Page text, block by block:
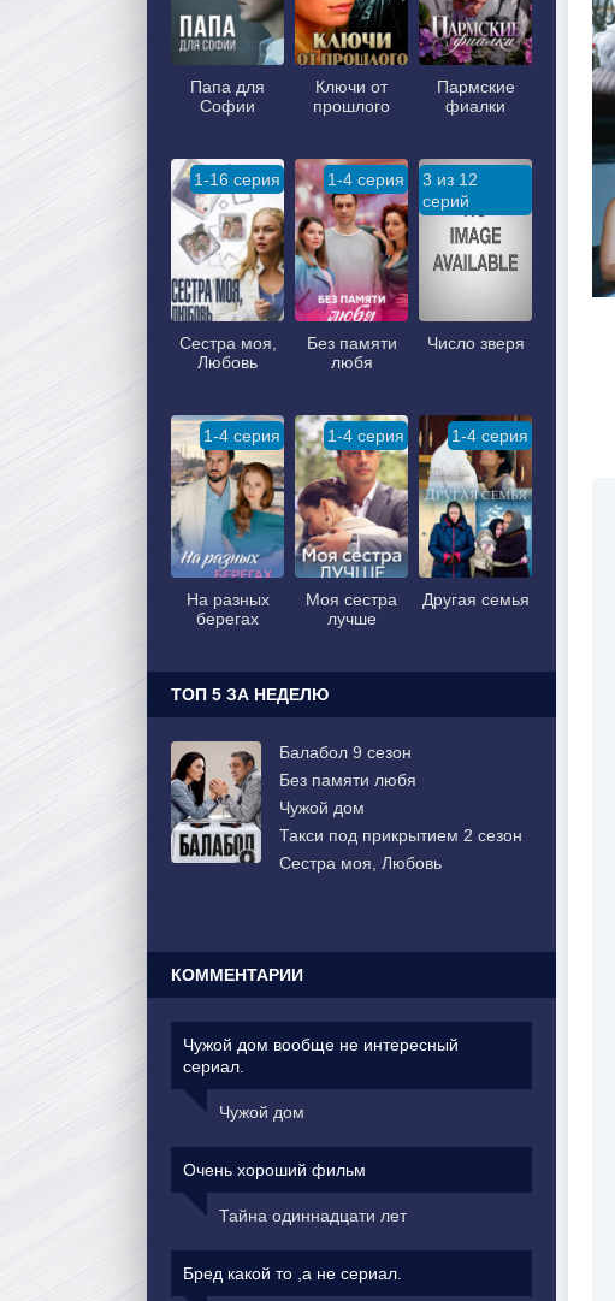
Папа для
Софии
Ключи от
прошлого
Пармские
фиалки
1-16 серия
Сестра моя,
Любовь
1-4 серия
Без памяти
любя
3 из 12
серий
Число зверя
1-4 серия
На разных
берегах
1-4 серия
Моя сестра
лучше
1-4 серия
Другая семья
ТОП 5 ЗА НЕДЕЛЮ
Балабол 9 сезон
Без памяти любя
Чужой дом
Такси под прикрытием 2 сезон
Сестра моя, Любовь
КОММЕНТАРИИ
Чужой дом вообще не интересный
сериал.
Чужой дом
Очень хороший фильм
Тайна одиннадцати лет
Бред какой то ,а не сериал.